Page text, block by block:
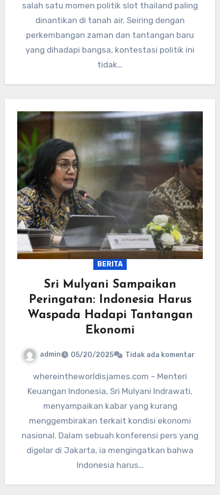
salah satu momen politik slot thailand paling
dinantikan di tanah air. Seiring dengan
perkembangan zaman dan tantangan baru
yang dihadapi bangsa, kontestasi politik ini
tidak…
BERITA
Sri Mulyani Sampaikan
Peringatan: Indonesia Harus
Waspada Hadapi Tantangan
Ekonomi
admin 05/20/2025 Tidak ada komentar
whereintheworldisjames.com – Menteri
Keuangan Indonesia, Sri Mulyani Indrawati,
menyampaikan kabar yang kurang
menggembirakan terkait kondisi ekonomi
nasional. Dalam sebuah konferensi pers yang
digelar di Jakarta, ia mengingatkan bahwa
Indonesia harus…